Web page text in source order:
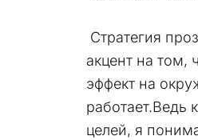
Стратегия
акцент на том,
эффект на
работает.Ведь
целей, я